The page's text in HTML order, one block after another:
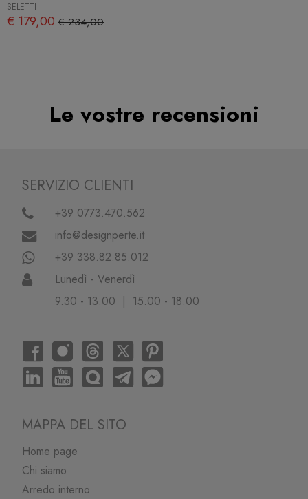
SELETTI
€ 179,00 € 234,00
Le vostre recensioni
SERVIZIO CLIENTI
+39 0773.470.562
info@designperte.it
+39 338.82.85.012
Lunedì - Venerdì
9.30 - 13.00 | 15.00 - 18.00
MAPPA DEL SITO
Home page
Chi siamo
Arredo interno